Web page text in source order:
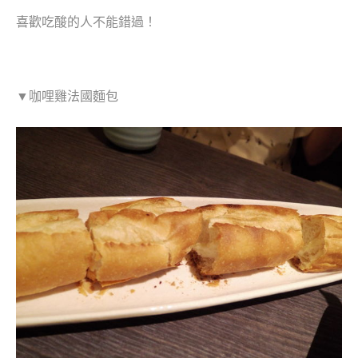
喜歡吃酸的人不能錯過！
▼咖哩雞法國麵包